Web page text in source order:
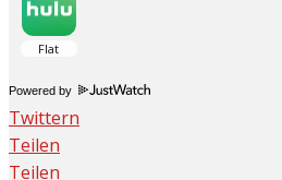
Powered by
Twittern
Teilen
Teilen